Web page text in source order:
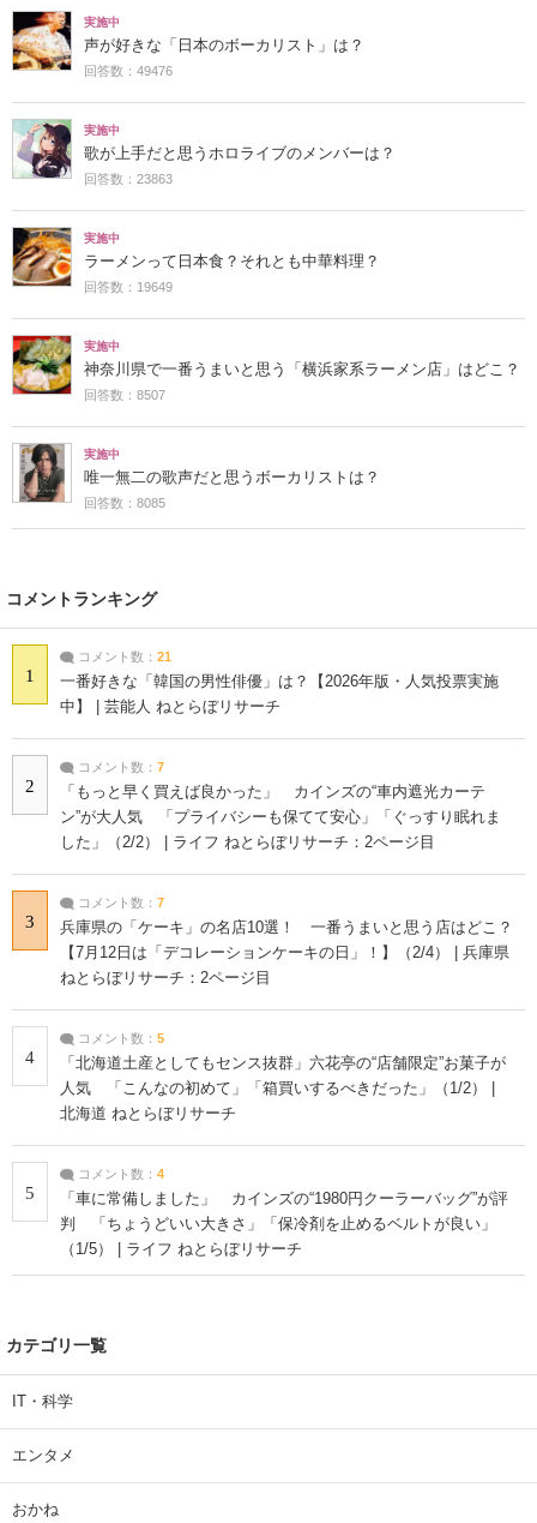
実施中
声が好きな「日本のボーカリスト」は？
回答数：49476
実施中
歌が上手だと思うホロライブのメンバーは？
回答数：23863
実施中
ラーメンって日本食？それとも中華料理？
回答数：19649
実施中
神奈川県で一番うまいと思う「横浜家系ラーメン店」はどこ？
回答数：8507
実施中
唯一無二の歌声だと思うボーカリストは？
回答数：8085
コメントランキング
1
コメント数： 21
一番好きな「韓国の男性俳優」は？【2026年版・人気投票実施
中】 | 芸能人 ねとらぼリサーチ
2
コメント数： 7
「もっと早く買えば良かった」 カインズの“車内遮光カーテ
ン”が大人気 「プライバシーも保てて安心」「ぐっすり眠れま
した」（2/2） | ライフ ねとらぼリサーチ：2ページ目
3
コメント数： 7
兵庫県の「ケーキ」の名店10選！ 一番うまいと思う店はどこ？
【7月12日は「デコレーションケーキの日」！】（2/4） | 兵庫県
ねとらぼリサーチ：2ページ目
4
コメント数： 5
「北海道土産としてもセンス抜群」六花亭の“店舗限定”お菓子が
人気 「こんなの初めて」「箱買いするべきだった」（1/2） |
北海道 ねとらぼリサーチ
5
コメント数： 4
「車に常備しました」 カインズの“1980円クーラーバッグ”が評
判 「ちょうどいい大きさ」「保冷剤を止めるベルトが良い」
（1/5） | ライフ ねとらぼリサーチ
カテゴリ一覧
IT・科学
エンタメ
おかね